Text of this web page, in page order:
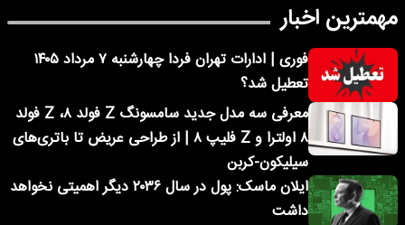
مهمترین اخبار
فوری | ادارات تهران فردا چهارشنبه ۷ مرداد ۱۴۰۵
تعطیل شد؟
معرفی سه مدل جدید سامسونگ Z فولد ۸، Z فولد
۸ اولترا و Z فلیپ ۸ | از طراحی عریض تا باتری‌های
سیلیکون-کربن
ایلان ماسک: پول در سال ۲۰۳۶ دیگر اهمیتی نخواهد
داشت